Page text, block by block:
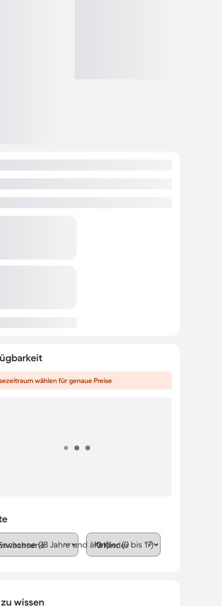
wählen für genaue Preise
(18 Jahre und älter)Kinder (0 bis 17)
wissen